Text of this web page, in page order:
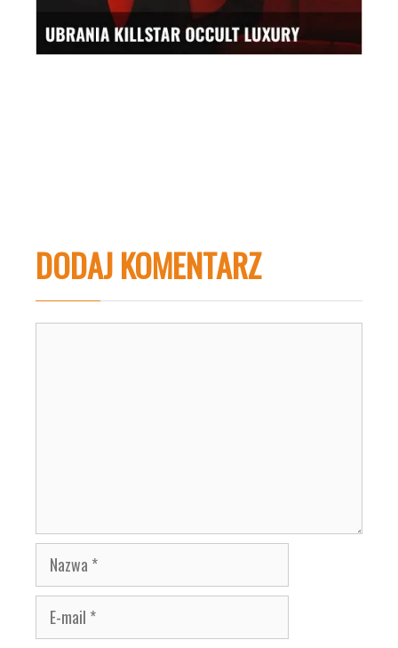
DODAJ KOMENTARZ
Nazwa
E-
mail